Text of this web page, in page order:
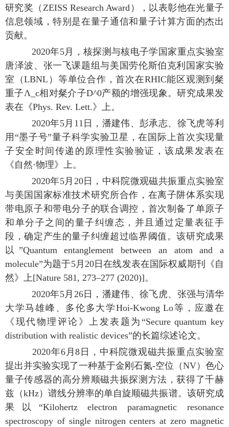
研究奖（ZEISS Research Award），以表彰他在光量子
信息领域，特别是在量子通信和量子计算方面的杰出
贡献。
2020年5月，核探测与核电子学国家重点实验室
唐泽波、张一飞课题组与美国劳伦斯伯克利国家实验
室（LBNL）等单位合作，首次在RHIC能区观测到粲
重子Λ_c相对粲介子D^0产额的增强现象。研究成果发
表在《Phys. Rev. Lett.》上。
2020年5月11日，潘建伟、彭承志、徐飞虎等利
用“墨子号”量子科学实验卫星，在国际上首次实现量
子安全时间传递的原理性实验验证，该成果发表在
《自然·物理》上。
2020年5月20日，中科院微观磁共振重点实验室
与美国国家标准技术研究所合作，在离子阱体系实现
带电原子和带电分子的联合调控，首次制备了单原子
和单分子之间的量子纠缠态，并且通过定量表征手
段，确定产生的量子纠缠超过临界阈值。该研究成果
以”Quantum entanglement between an atom and a
molecule”为题于5月20日在线发表在国际权威期刊《自
然》上[Nature 581, 273–277 (2020)]。
2020年5月26日，潘建伟、徐飞虎、张强与清华
大学马雄峰、多伦多大学Hoi-Kwong Lo等，应邀在
《现代物理评论》上发表题为“Secure quantum key
distribution with realistic devices”的长篇综述论文。
2020年6月8日，中科院微观磁共振重点实验室
提出并实验实现了一种基于金刚石氮-空位（NV）色心
量子传感器的高分辨顺磁共振探测方法，获得了千赫
兹（kHz）谱线分辨率的单自旋顺磁共振谱。该研究成
果以“Kilohertz electron paramagnetic resonance
spectroscopy of single nitrogen centers at zero magnetic